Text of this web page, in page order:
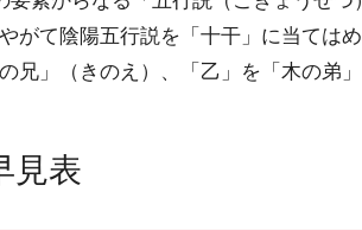
がて陰陽五行説を「十干」に当ては
兄」（きのえ）、「乙」を「木の弟
見表